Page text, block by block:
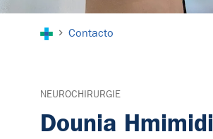
Contacto
NEUROCHIRURGIE
Dounia Hmimidi